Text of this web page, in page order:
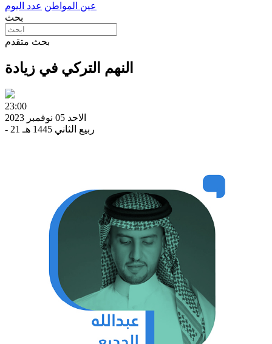
عين المواطن عدد اليوم
بحث
بحث متقدم
النهم التركي في زيادة
23:00
الاحد 05 نوفمبر 2023
- 21 ربيع الثاني 1445 هـ